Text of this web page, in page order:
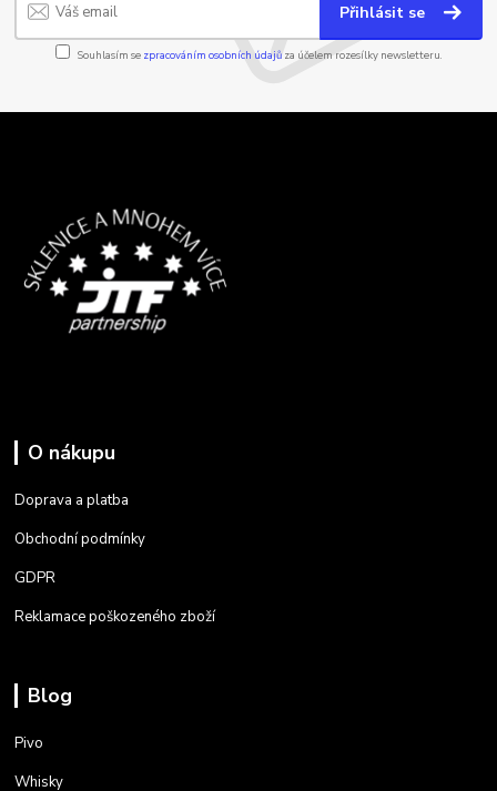
Přihlásit se
Souhlasím se zpracováním osobních údajůza účelem rozesílky newsletteru.
O nákupu
Doprava a platba
Obchodní podmínky
GDPR
Reklamace poškozeného zboží
Blog
Pivo
Whisky